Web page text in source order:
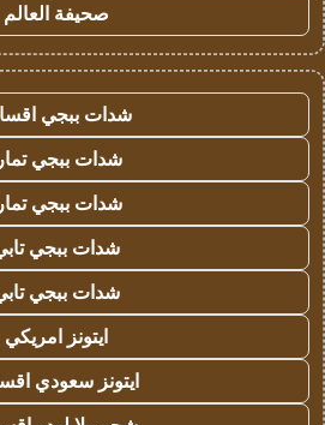
صحيفة العالم
شدات ببجي
شدات ببجي
شدات ببجي
شدات ببجي
شدات ببجي
ايتونز امريكي
ايتونز سعودي